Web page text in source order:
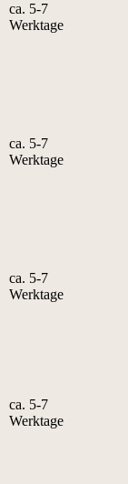
ca. 5-7
Werktage
ca. 5-7
Werktage
ca. 5-7
Werktage
ca. 5-7
Werktage